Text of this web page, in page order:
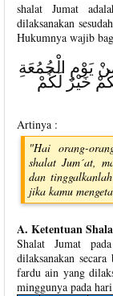
shalat Jumat
dilaksanakan
Hukumnya wajib
مِنْ يَوْمِ الْجُمُعَةِ
خَيْرٌ لَكُمْ
Artinya :
"Hai orang-
shalat Jum´at,
dan
jika kamu
A. Ketentuan
Shalat Jumat
dilaksanakan
fardu ain yang
minggunya pada